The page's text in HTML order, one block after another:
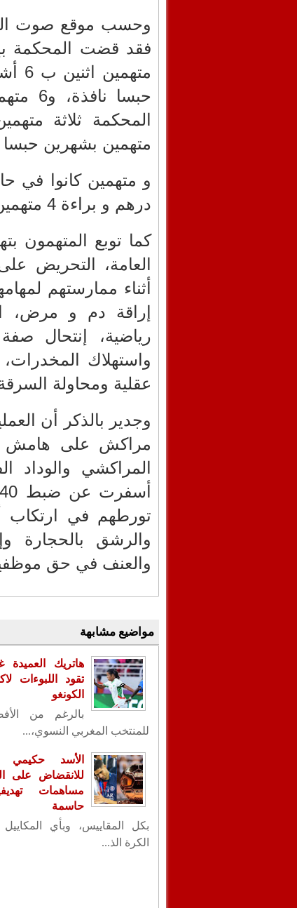
وحسب موقع صوت
متهمين بشهرين حبسا
درهم و براءة 4 متهمين من المنسوب لهم .
كما توبع المتهمون
العامة، التحريض
أثناء ممارستهم
إراقة دم و مرض،
رياضية، إنتحال
واستهلاك
عقلية ومحاولة
وجدير بالذكر أن
مراكش على هامش
تورطهم في ارتكاب
والرشق بالحجارة
والعنف في حق
مواضيع مشابهة
هاتريك العميدة
تقود اللبوءات
الكونغو
بالرغم من
للمنتخب المغربي النسوي،...
الأسد
للانقضاض على
مساهمات
حاسمة
بكل المقاييس، وبأي المكاييل
الكرة الذ...